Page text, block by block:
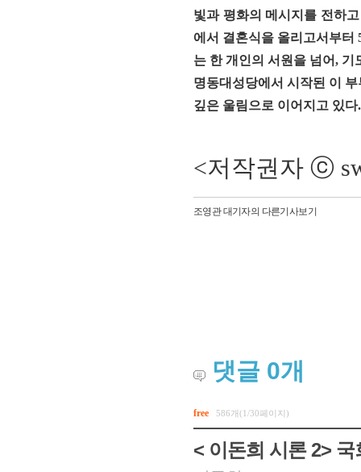
빛과 평화의 메시지를 전하
에서 결혼식을 올리고서부
는 한 개인의 서원을 넘어, 기
명동대성당에서 시작된 이
깊은 울림으로 이어지고 있다.
<저작권자 ⓒ
조영관 대기자의 다른기사보기
댓글 0개
free 586개(1/30페이지)
< 이돈희 시론 2>